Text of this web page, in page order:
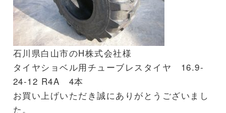
石川県白山市のH株式会社様
タイヤショベル用チューブレスタイヤ 16.9-
24-12 R4A 4本
お買い上げいただき誠にありがとうございまし
た。